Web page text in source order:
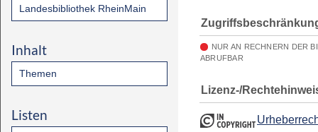
Landesbibliothek RheinMain
Inhalt
Themen
Listen
NUR AN RECHNERN DER
ABRUFBAR
Lizenz-/